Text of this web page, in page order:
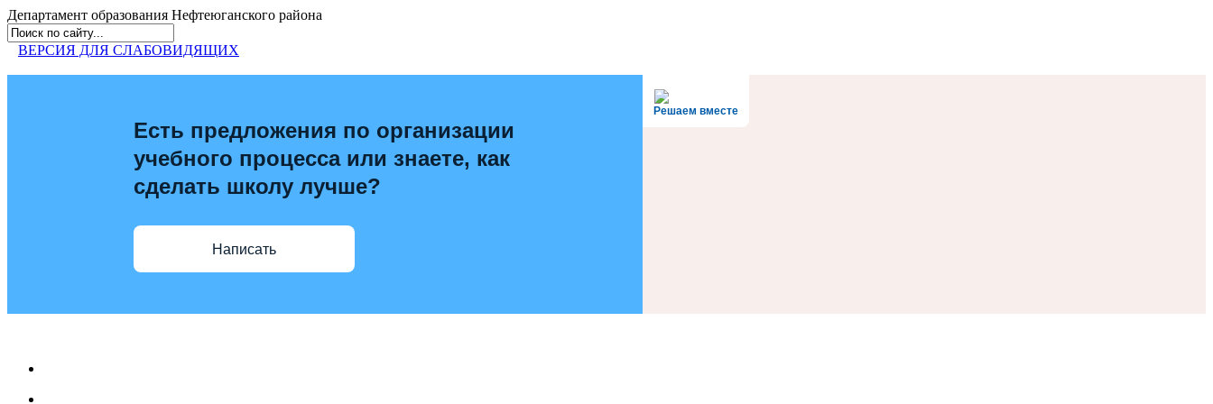
Департамент образования Нефтеюганского района
ВЕРСИЯ ДЛЯ СЛАБОВИДЯЩИХ
Решаем вместе
Есть предложения по организации
учебного процесса или знаете, как
сделать школу лучше?
Написать